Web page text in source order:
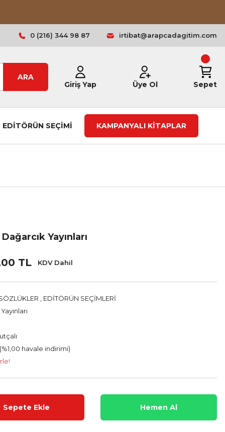
0 (216) 344 98 87 irtibat@arapcadagitim.com
ARA
Giriş Yap
Üye Ol Sepet
EDİTÖRÜN SEÇİMİ KAMPANYALI KİTAPLAR
Yayınları
TL KDV Dahil
EDİTÖRÜN SEÇİMLERİ
havale indirimi)
Sepete Ekle Hemen Al